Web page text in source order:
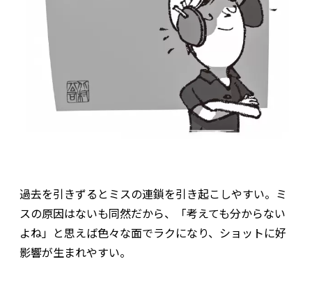
過去を引きずるとミスの連鎖を引き起こしやすい。ミ
スの原因はないも同然だから、「考えても分からない
よね」と思えば色々な面でラクになり、ショットに好
影響が生まれやすい。